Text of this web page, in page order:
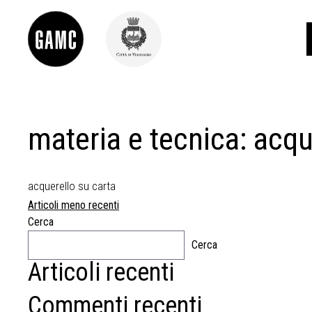
INFO
CONTATTI
PALAZZO DELLE MUSE
materia e tecnica:
acquerello su carta
Navigazione
articoli
Articoli meno recenti
Cerca
Cerca
Articoli recenti
Commenti recenti